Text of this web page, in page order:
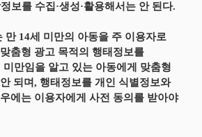
보를 수집·생성·활용해서는 안 된다.
만 14세 미만의 아동을 주 이용자로
춤형 광고 목적의 행태정보를
미만임을 알고 있는 아동에게 맞춤형
되며, 행태정보를 개인 식별정보와
에는 이용자에게 사전 동의를 받아야